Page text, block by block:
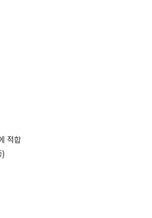
적합
)